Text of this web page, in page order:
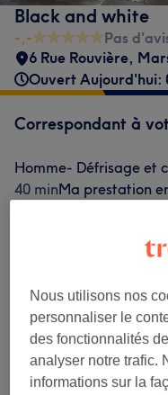
Black and white
-,-
Pas
6 Rue Rouvière,
Ouvert Aujourd'hui:
Correspondant à
Homme- Défrisage et
40 minMa prestation
Ma
20 minMa prestation
Ce n'est pas ce que vous
Recherchez dans
Nous utilisons nos
personnaliser le
des fonctionnalités
analyser notre trafic.
informations sur la